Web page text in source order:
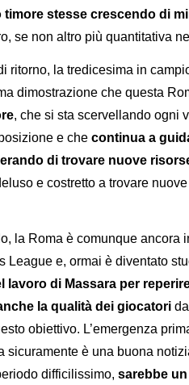
timore stesse crescendo di
se non altro più quantitativa
ritorno, la tredicesima in
dimostrazione che questa
, che si sta scervellando ogni
e che continua a
di trovare nuove
e costretto a trovare
la Roma è comunque ancora
League e, ormai è diventato
lavoro di Massara per
la qualità dei giocatori
obiettivo. L’emergenza
sicuramente è una buona
difficilissimo, sarebbe